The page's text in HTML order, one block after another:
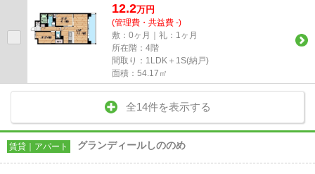
12.2万円
(管理費・共益費 -)
敷：0ヶ月｜礼：1ヶ月
所在階：4階
間取り：1LDK＋1S(納戸)
面積：54.17㎡
全14件を表示する
賃貸｜アパート グランディールしののめ